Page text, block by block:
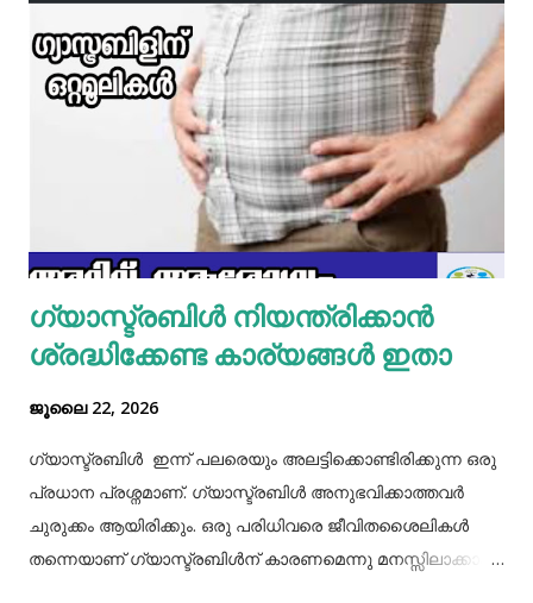
ഇതിൽ പൊടികളെല്ലാം ചേർത്ത് ചൂടാക്കിയശേഷം വേവിച്ച്
മാറ്റിവച്ച ചിക്കൻ ചേർത്ത് ഒന്ന് ഇളകിയെടുക്കാം. ഇനി ഒരു
മിക്സിയുടെ ജാറിലേക്ക് മുട്ട, മൈദ, വെള്ളം പാകത്തിന് ഉപ്പ്
എന്നിവ ചേർത്ത് നന്നായിട്ട് അടിച്ചെടുക്കാം. ഇനി ഒരു പാനിൽ
മാവൊഴിച്ചു ദോശ ചുട്ടെടുക്കാം. ഇനി ഒരു പാത്രത്തിൽ മുട്ട
പൊട്ടിച്ച് ഒഴിക്കാം കൂടെത്തന്നെ പാൽ, കുരുമുളകുപൊടി, ഉപ്പ്,
മല്ലിയില എന്നിവ ചേർത്തൊരു മിക്സ്‌ തയാറാക്കാം. ഇനി
ഒരു പാനിൽ കുറച്ച് നെയ്യ് തടവിയ ശേഷം അതിൽ തയാ...
ഗ്യാസ്ട്രബിൾ നിയന്ത്രിക്കാൻ
ശ്രദ്ധിക്കേണ്ട കാര്യങ്ങൾ ഇതാ
ജൂലൈ 22, 2026
ഗ്യാസ്ട്രബിൾ ഇന്ന് പലരെയും അലട്ടിക്കൊണ്ടിരിക്കുന്ന ഒരു
പ്രധാന പ്രശ്നമാണ്. ഗ്യാസ്ട്രബിൾ അനുഭവിക്കാത്തവർ
ചുരുക്കം ആയിരിക്കും. ഒരു പരിധിവരെ ജീവിതശൈലികൾ
തന്നെയാണ് ഗ്യാസ്ട്രബിൾന് കാരണമെന്നു മനസ്സിലാക്കാം.